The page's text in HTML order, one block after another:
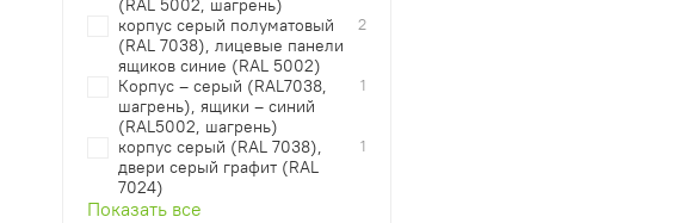
(RAL 5002, шагрень)
корпус серый полуматовый
(RAL 7038), лицевые панели
ящиков синие (RAL 5002)
2
Корпус – серый (RAL7038,
шагрень), ящики – синий
(RAL5002, шагрень)
1
корпус серый (RAL 7038),
двери серый графит (RAL
7024)
1
Показать все